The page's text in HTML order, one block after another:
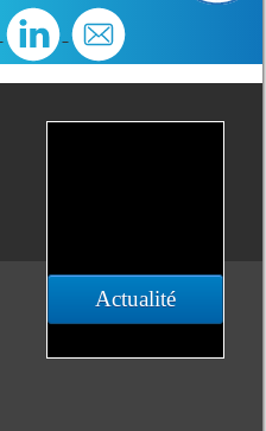
Actualité